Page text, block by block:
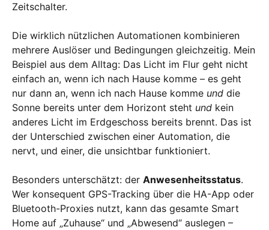
Zeitschalter.
Die wirklich nützlichen Automationen kombinieren
mehrere Auslöser und Bedingungen gleichzeitig. Mein
Beispiel aus dem Alltag: Das Licht im Flur geht nicht
einfach an, wenn ich nach Hause komme – es geht
nur dann an, wenn ich nach Hause komme und die
Sonne bereits unter dem Horizont steht und kein
anderes Licht im Erdgeschoss bereits brennt. Das ist
der Unterschied zwischen einer Automation, die
nervt, und einer, die unsichtbar funktioniert.
Besonders unterschätzt: der Anwesenheitsstatus.
Wer konsequent GPS-Tracking über die HA-App oder
Bluetooth-Proxies nutzt, kann das gesamte Smart
Home auf „Zuhause“ und „Abwesend“ auslegen –